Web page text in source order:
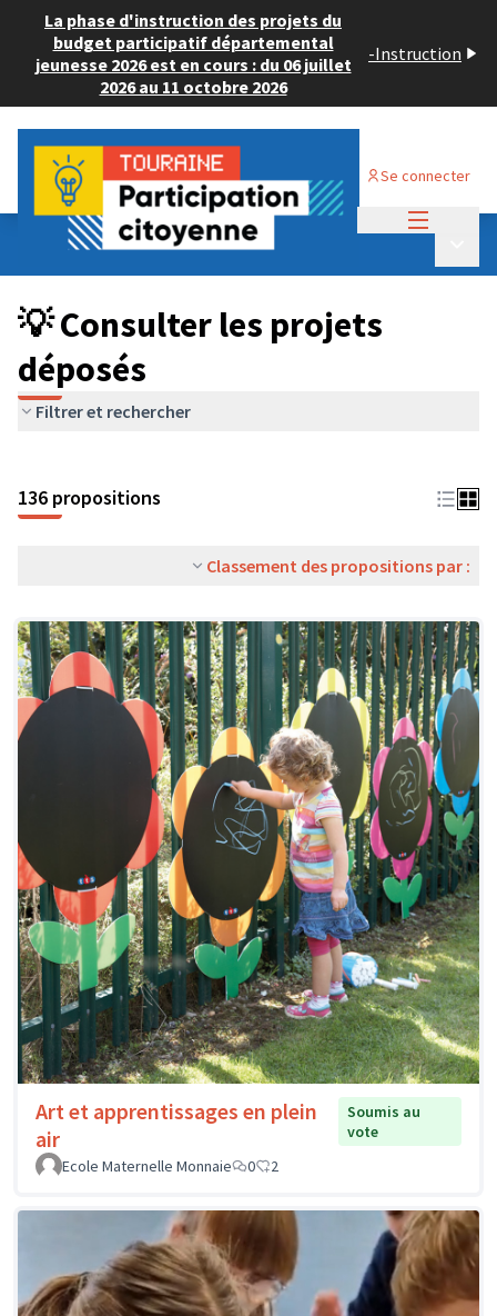
La phase d'instruction des projets du
budget participatif départemental
jeunesse 2026 est en cours : du 06 juillet
2026 au 11 octobre 2026
-Instruction
Se connecter
Budget Participatif JEUNESSE 2024
💡 Consulter les projets déposés
💡 Consulter les projets
déposés
Filtrer et rechercher
136 propositions
Classement des propositions par :
Art et apprentissages en plein
air
Soumis au
vote
Ecole Maternelle Monnaie
0 2